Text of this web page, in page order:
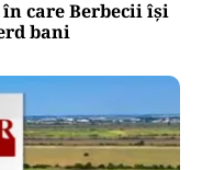
în care Berbecii își
bani